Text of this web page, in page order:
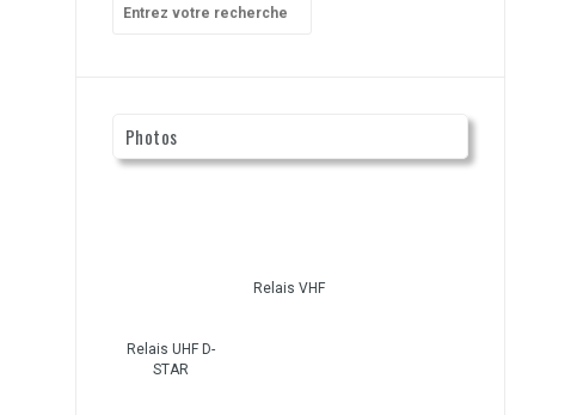
pour
Photos
Relais VHF
Relais UHF D-
STAR